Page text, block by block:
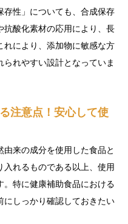
存性」についても、合成保存
抗酸化素材の応用により、長
れにより、添加物に敏感な方
れやすい設計となっていま
注意点！安心して使
来の成分を使用した食品と
れるものである以上、使用
。特に健康補助食品における
にしっかり確認しておきたい